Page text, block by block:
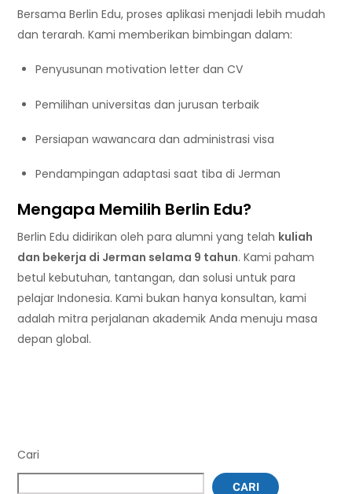
Bersama Berlin Edu, proses aplikasi menjadi lebih mudah
dan terarah. Kami memberikan bimbingan dalam:
Penyusunan motivation letter dan CV
Pemilihan universitas dan jurusan terbaik
Persiapan wawancara dan administrasi visa
Pendampingan adaptasi saat tiba di Jerman
Mengapa Memilih Berlin Edu?
Berlin Edu didirikan oleh para alumni yang telah kuliah
dan bekerja di Jerman selama 9 tahun. Kami paham
betul kebutuhan, tantangan, dan solusi untuk para
pelajar Indonesia. Kami bukan hanya konsultan, kami
adalah mitra perjalanan akademik Anda menuju masa
depan global.
Cari
CARI